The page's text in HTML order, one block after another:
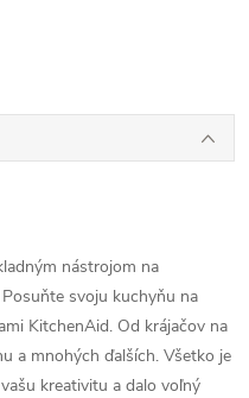
nástrojom na
svoju kuchyňu na
KitchenAid. Od krájačov na
a mnohých ďalších. Všetko je
kreativitu a dalo voľný